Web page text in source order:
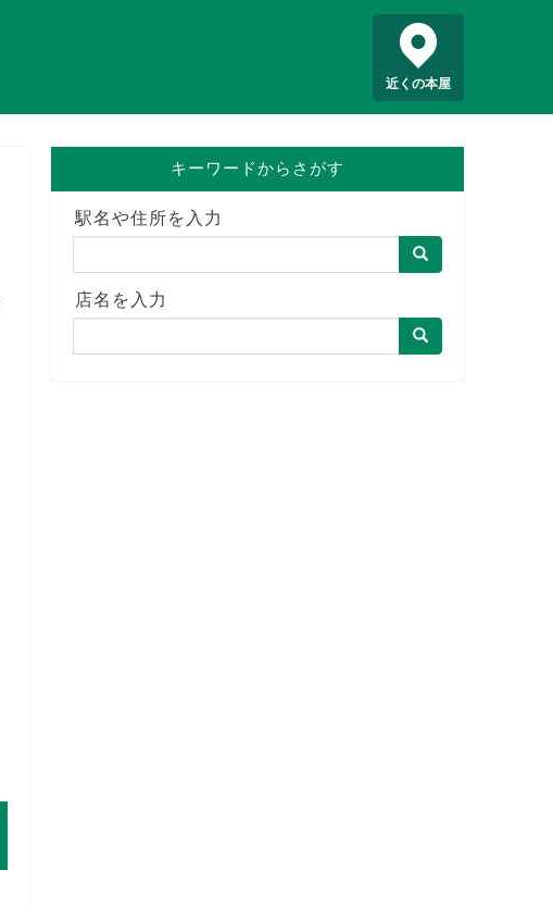
近くの本屋
キーワードからさがす
駅名や住所を入力
店名を入力